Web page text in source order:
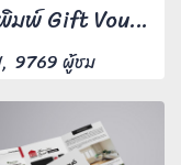
จัดพิมพ์ Gift Voucher ขนาด A6 พิมพ์ 4 สีหน้าหลัง กระดาษอาร์มันขนาด 210 แกรม งานพิมพ์สีสันสดใสคมชัดทุกตัวอักษร
9769 ผู้ชม